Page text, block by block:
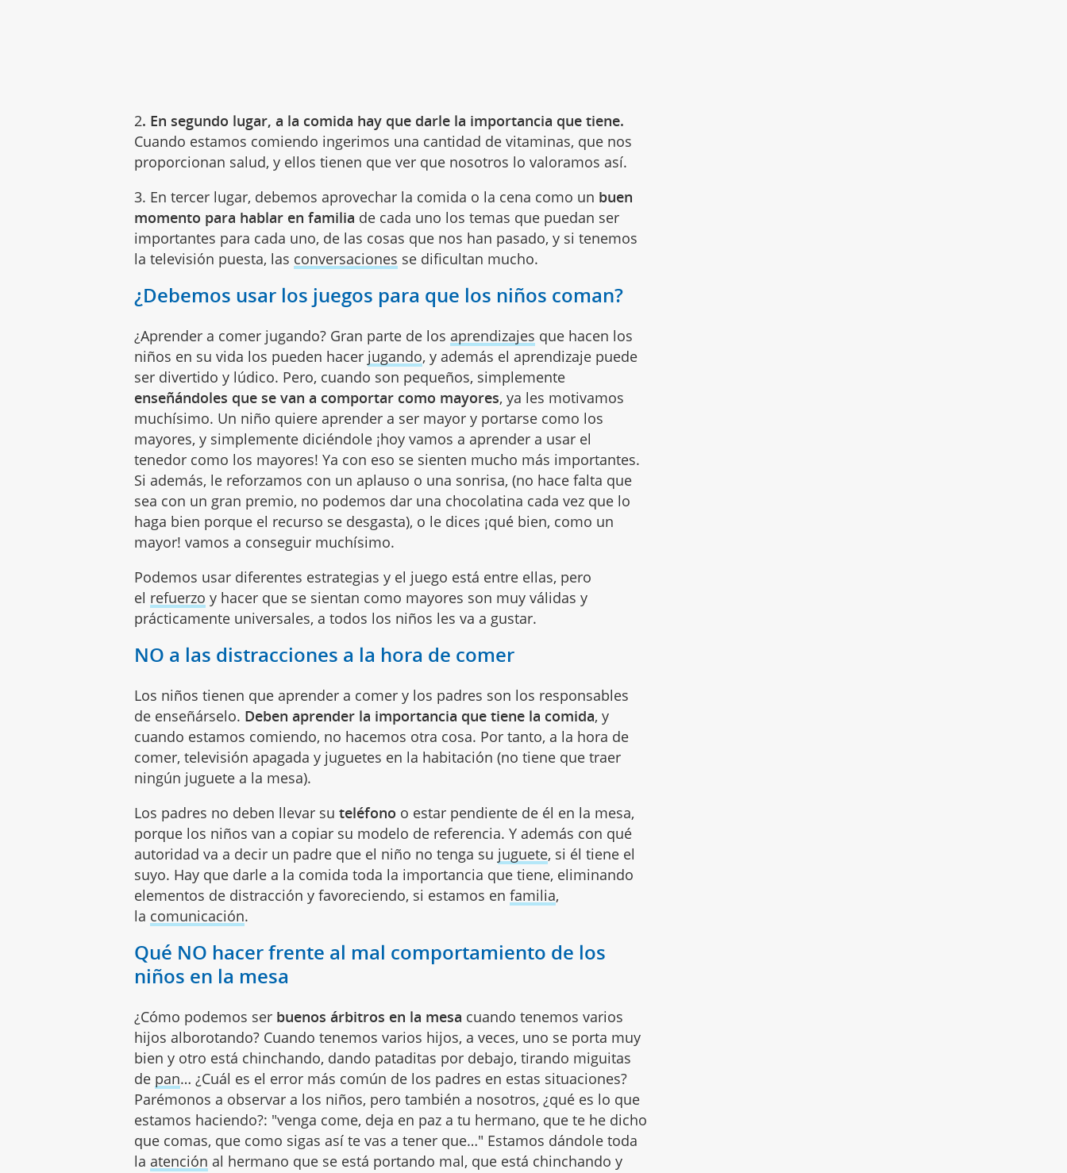
2. En segundo lugar, a la comida hay que darle la importancia que tiene.
Cuando estamos comiendo ingerimos una cantidad de vitaminas, que nos
proporcionan salud, y ellos tienen que ver que nosotros lo valoramos así.
3. En tercer lugar, debemos aprovechar la comida o la cena como un buen
momento para hablar en familia de cada uno los temas que puedan ser
importantes para cada uno, de las cosas que nos han pasado, y si tenemos
la televisión puesta, las conversaciones se dificultan mucho.
¿Debemos usar los juegos para que los niños coman?
¿Aprender a comer jugando? Gran parte de los aprendizajes que hacen los
niños en su vida los pueden hacer jugando, y además el aprendizaje puede
ser divertido y lúdico. Pero, cuando son pequeños, simplemente
enseñándoles que se van a comportar como mayores, ya les motivamos
muchísimo. Un niño quiere aprender a ser mayor y portarse como los
mayores, y simplemente diciéndole ¡hoy vamos a aprender a usar el
tenedor como los mayores! Ya con eso se sienten mucho más importantes.
Si además, le reforzamos con un aplauso o una sonrisa, (no hace falta que
sea con un gran premio, no podemos dar una chocolatina cada vez que lo
haga bien porque el recurso se desgasta), o le dices ¡qué bien, como un
mayor! vamos a conseguir muchísimo.
Podemos usar diferentes estrategias y el juego está entre ellas, pero
el refuerzo y hacer que se sientan como mayores son muy válidas y
prácticamente universales, a todos los niños les va a gustar.
NO a las distracciones a la hora de comer
Los niños tienen que aprender a comer y los padres son los responsables
de enseñárselo. Deben aprender la importancia que tiene la comida, y
cuando estamos comiendo, no hacemos otra cosa. Por tanto, a la hora de
comer, televisión apagada y juguetes en la habitación (no tiene que traer
ningún juguete a la mesa).
Los padres no deben llevar suteléfono o estar pendiente de él en la mesa,
porque los niños van a copiar su modelo de referencia. Y además con qué
autoridad va a decir un padre que el niño no tenga su juguete, si él tiene el
suyo. Hay que darle a la comida toda la importancia que tiene, eliminando
elementos de distracción y favoreciendo, si estamos enfamilia,
la comunicación.
Qué NO hacer frente al mal comportamiento de los
niños en la mesa
¿Cómo podemos ser buenos árbitros en la mesa cuando tenemos varios
hijos alborotando? Cuando tenemos varios hijos, a veces, uno se porta muy
bien y otro está chinchando, dando pataditas por debajo, tirando miguitas
de pan… ¿Cuál es el error más común de los padres en estas situaciones?
Parémonos a observar a los niños, pero también a nosotros, ¿qué es lo que
estamos haciendo?: "venga come, deja en paz a tu hermano, que te he dicho
que comas, que como sigas así te vas a tener que…" Estamos dándole toda
la atención al hermano que se está portando mal, que está chinchando y